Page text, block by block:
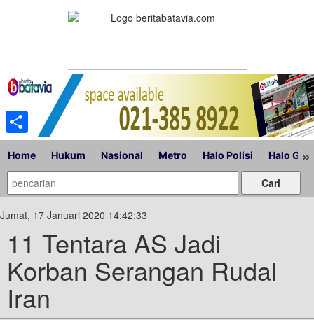
Home Hukum Nasional Metro Halo Polisi Halo »
Jumat, 17 Januari 2020 14:42:33
11 Tentara AS Jadi
Korban Serangan Rudal
Iran
Share